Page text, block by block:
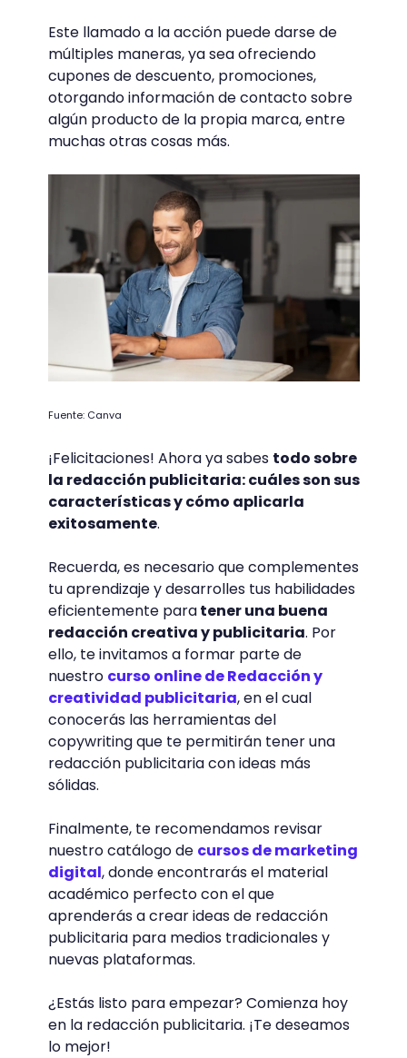
Este llamado a la acción puede darse de
múltiples maneras, ya sea ofreciendo
cupones de descuento, promociones,
otorgando información de contacto sobre
algún producto de la propia marca, entre
muchas otras cosas más.
Fuente: Canva
¡Felicitaciones! Ahora ya sabes todo sobre
la redacción publicitaria: cuáles son sus
características y cómo aplicarla
exitosamente.
Recuerda, es necesario que complementes
tu aprendizaje y desarrolles tus habilidades
eficientemente paratener una buena
redacción creativa y publicitaria. Por
ello, te invitamos a formar parte de
nuestro curso online de Redacción y
creatividad publicitaria, en el cual
conocerás las herramientas del
copywriting que te permitirán tener una
redacción publicitaria con ideas más
sólidas.
Finalmente, te recomendamos revisar
nuestro catálogo de cursos de marketing
digital, donde encontrarás el material
académico perfecto con el que
aprenderás a crear ideas de redacción
publicitaria para medios tradicionales y
nuevas plataformas.
¿Estás listo para empezar? Comienza hoy
en la redacción publicitaria. ¡Te deseamos
lo mejor!